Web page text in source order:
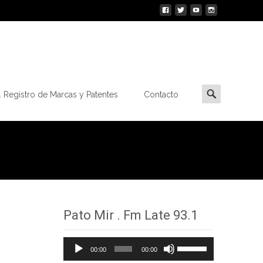
Registro de Marcas y Patentes Contacto
Buscar
por:
Pato Mir . Fm Late 93.1
Reproductor
00:00 00:00
Utiliza
las